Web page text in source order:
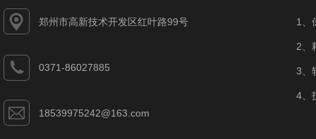
郑州市高新技术开发区红叶路99号
0371-86027885
18539975242@163.com
1、
2、
3、
4、